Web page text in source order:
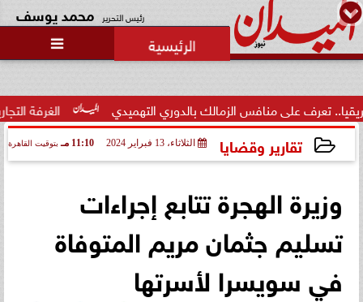
رئيس التحرير محمد يوسف

الغرفة التجارية على منافس الزمالك بالدوري التهميدي
تقارير وقضايا الثلاثاء، 13 فبراير 2024 11:10 مـ بتوقيت القاهرة
وزيرة الهجرة تتابع إجراءات
تسليم جثمان مريم المتوفاة
في سويسرا لأسرتها